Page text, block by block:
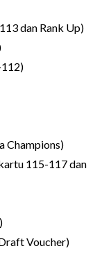
dan Rank Up)
Champions)
115-117 dan
Voucher)